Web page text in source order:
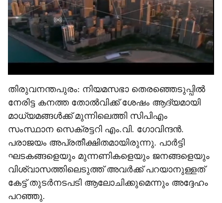
തിരുവനന്തപുരം: നിയമസഭാ തെരഞ്ഞെടുപ്പിൽ
നേരിട്ട കനത്ത തോൽവിക്ക് ശേഷം ആദ്യമായി
മാധ്യമങ്ങൾക്ക് മുന്നിലെത്തി സിപിഎം
സംസ്ഥാന സെക്രട്ടറി എം.വി. ഗോവിന്ദൻ.
പരാജയം അപ്രതീക്ഷിതമായിരുന്നു. പാർട്ടി
ഘടകങ്ങളെയും മുന്നണികളെയും ജനങ്ങളെയും
വിശ്വാസത്തിലെടുത്ത് അവർക്ക് പറയാനുള്ളത്
കേട്ട് തുടർനടപടി ആലോചിക്കുമെന്നും അദ്ദേഹം
പറഞ്ഞു.